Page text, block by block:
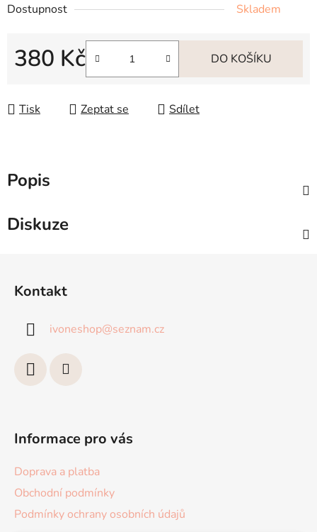
Dostupnost Skladem
380 Kč DO KOŠÍKU
Tisk Zeptat se Sdílet
Popis
Diskuze
Kontakt
ivoneshop@seznam.cz
Informace pro vás
Doprava a platba
Obchodní podmínky
Podmínky ochrany osobních údajů